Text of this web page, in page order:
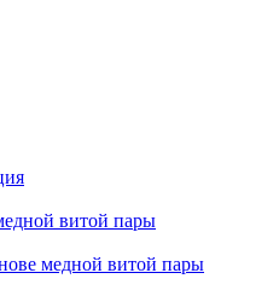
витой пары
медной витой пары